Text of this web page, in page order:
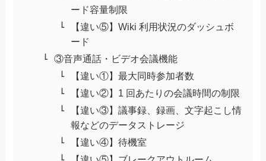
ード容量制限
【違い⑤】Wiki 利用状況のダッシュボ
ード
③音声通話・ビデオ会議機能
【違い①】最大同時参加者数
【違い②】1 回あたりの会議時間の制限
【違い③】議事録、録画、文字起こし情
報などのデータストレージ
【違い④】待機室